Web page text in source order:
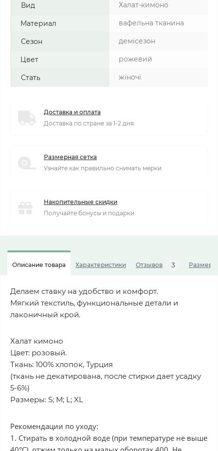
Вид Халат-кимоно
Материал вафельна тканина
Сезон демісезон
Цвет рожевий
Стать жіночі
Доставка и оплата
Доставка по стране за 1-2 дня.
Размерная сетка
Узнайте как правильно снимать мерки
Накопительные скидки
Получайте бонусы и подарки
Описание товара Характеристики Отзывов 3
Делаем ставку на удобство и комфорт.
Мягкий текстиль, функциональные детали и
лаконичный крой.
Халат кимоно
Цвет: розовый.
Ткань: 100% хлопок, Турция
(ткань не декатирована, после стирки дает усадку
5-6%)
Размеры: S; M; L; XL
Рекомендации по уходу:
1. Стирать в холодной воде (при температуре не выше